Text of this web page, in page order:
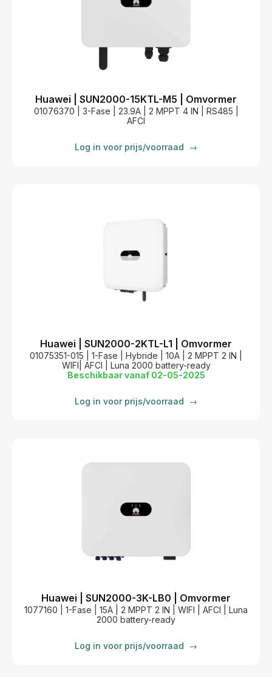
Huawei | SUN2000-15KTL-M5 | Omvormer
01076370 | 3-Fase | 23.9A | 2 MPPT 4 IN | RS485 |
AFCI
Log in voor prijs/voorraad →
Huawei | SUN2000-2KTL-L1 | Omvormer
01075351-015 | 1-Fase | Hybride | 10A | 2 MPPT 2 IN |
WIFI| AFCI | Luna 2000 battery-ready
Beschikbaar vanaf 02-05-2025
Log in voor prijs/voorraad →
Huawei | SUN2000-3K-LB0 | Omvormer
1077160 | 1-Fase | 15A | 2 MPPT 2 IN | WIFI | AFCI | Luna
2000 battery-ready
Log in voor prijs/voorraad →